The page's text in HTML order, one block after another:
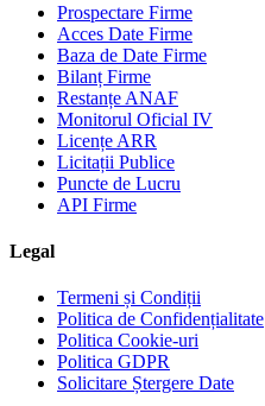
Prospectare Firme
Acces Date Firme
Baza de Date Firme
Bilanț Firme
Restanțe ANAF
Monitorul Oficial IV
Licențe ARR
Licitații Publice
Puncte de Lucru
API Firme
Legal
Termeni și Condiții
Politica de Confidențialitate
Politica Cookie-uri
Politica GDPR
Solicitare Ștergere Date